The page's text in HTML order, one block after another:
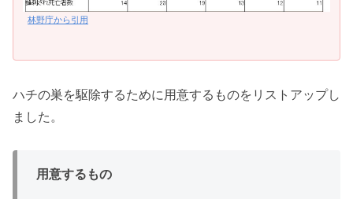
林野庁から引用
ハチの巣を駆除するために用意するものをリストアップし
ました。
用意するもの